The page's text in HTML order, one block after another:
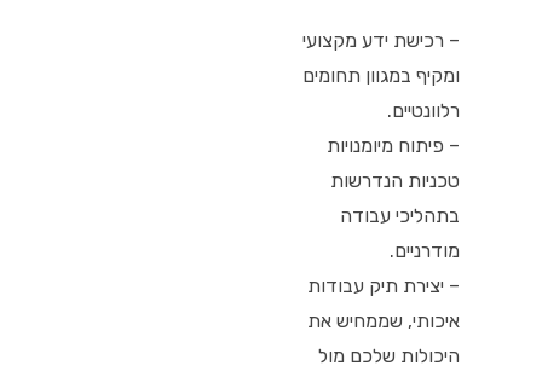
– רכישת ידע מקצועי
ומקיף במגוון תחומים
רלוונטיים.
– פיתוח מיומנויות
טכניות הנדרשות
בתהליכי עבודה
מודרניים.
– יצירת תיק עבודות
איכותי, שממחיש את
היכולות שלכם מול